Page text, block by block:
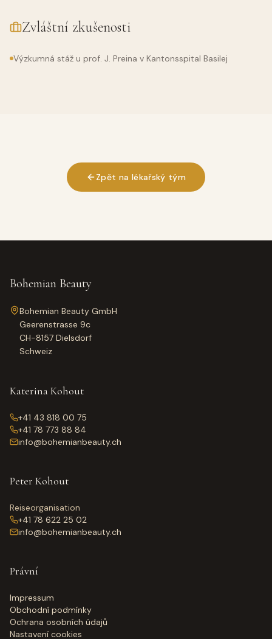
Zvláštní zkušenosti
Výzkumná stáž u prof. J. Preina v Kantonsspital Basilej
Zpět na lékařský tým
Bohemian Beauty
Bohemian Beauty GmbH
Geerenstrasse 9c
CH-8157 Dielsdorf
Schweiz
Katerina Kohout
+41 43 818 00 75
+41 78 773 88 84
info@bohemianbeauty.ch
Peter Kohout
Reiseorganisation
+41 78 622 25 02
info@bohemianbeauty.ch
Právní
Impressum
Obchodní podmínky
Ochrana osobních údajů
Nastavení cookies